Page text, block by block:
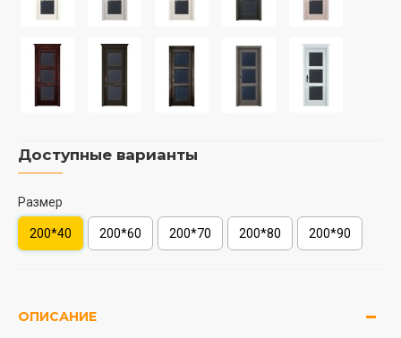
Доступные варианты
Размер
200*40 200*60 200*70 200*80 200*90
ОПИСАНИЕ